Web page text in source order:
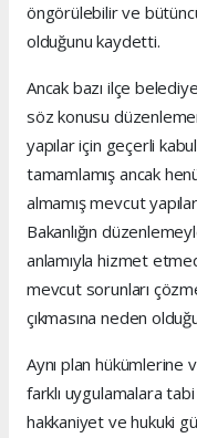
öngörülebilir ve
olduğunu kaydetti.
Ancak bazı ilçe
söz konusu
yapılar için geçerli kabul
tamamlamış ancak
almamış mevcut
Bakanlığın
anlamıyla hizmet
mevcut sorunları
çıkmasına neden
Aynı plan hükümlerine
farklı uygulamalara
hakkaniyet ve hukuki